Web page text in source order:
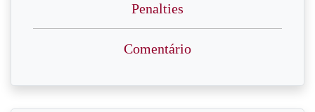
Penalties
Comentário